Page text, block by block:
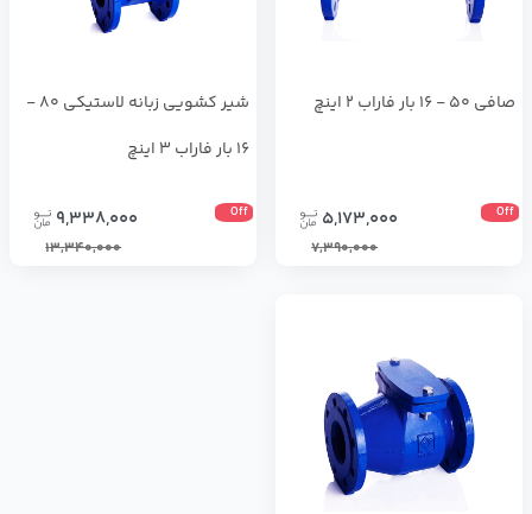
صافی 50 - 16 بار فاراب 2 اینچ
Off
5,173,000
7,390,000
شیر کشویی زبانه لاستیکی 80 -
16 بار فاراب 3 اینچ
Off
9,338,000
13,340,000